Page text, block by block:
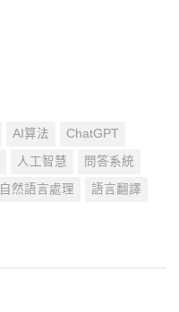
AI算法 ChatGPT
人工智慧 問答系統
自然語言處理 語言翻譯